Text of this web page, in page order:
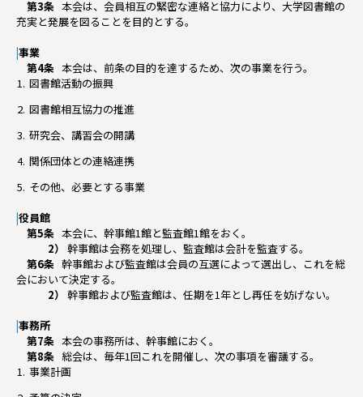
第3条 本会は、会員相互の緊密な連絡と協力により、大学図書館の
充実と発展を図ることを目的とする。
|事業
第4条 本会は、前条の目的を達するため、次の事業を行う。
図書館活動の振興
図書館相互協力の推進
研究会、講習会の開講
関係団体との連絡連携
その他、必要とする事業
|役員館
第5条 本会に、幹事館1館と監査館1館をおく。
2） 幹事館は会務を処理し、監査館は会計を監査する。
第6条 幹事館および監査館は会員の互選によって選出し、これを総
会において決定する。
2） 幹事館および監査館は、任期を1年とし再任を妨げない。
|事務所
第7条 本会の事務所は、幹事館におく。
第8条 総会は、毎年1回これを開催し、次の事項を審議する。
事業計画